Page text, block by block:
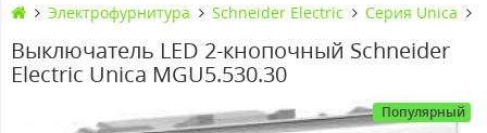
Электрофурнитура Schneider Electric Серия Unica
Выключатель LED 2-кнопочный Schneider
Electric Unica MGU5.530.30
Популярный